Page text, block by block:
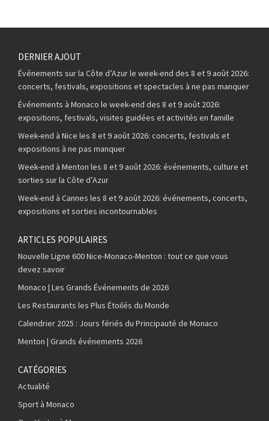
DERNIER AJOUT
Événements sur la Côte d’Azur le week-end des 8 et 9 août 2026:
concerts, festivals, expositions et spectacles à ne pas manquer
Événements à Monaco le week-end des 8 et 9 août 2026:
expositions, festivals, visites guidées et activités en famille
Week-end à Nice les 8 et 9 août 2026: concerts, festivals et
expositions à ne pas manquer
Week-end à Menton les 8 et 9 août 2026: événements, culture et
sorties sur la Côte d’Azur
Week-end à Cannes les 8 et 9 août 2026: événements, concerts,
expositions et sorties incontournables
ARTICLES POPULAIRES
Nouvelle Ligne 600 Nice-Monaco-Menton : tout ce que vous
devez savoir
Monaco | Les Grands Événements de 2026
Les Restaurants les Plus Étoilés du Monde
Calendrier 2025 : Jours fériés du Principauté de Monaco
Menton | Grands événements 2026
CATÉGORIES
Actualité
Sport à Monaco